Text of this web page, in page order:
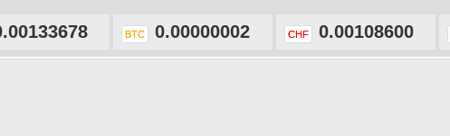
BTC 0.00000002 CHF 0.00108600